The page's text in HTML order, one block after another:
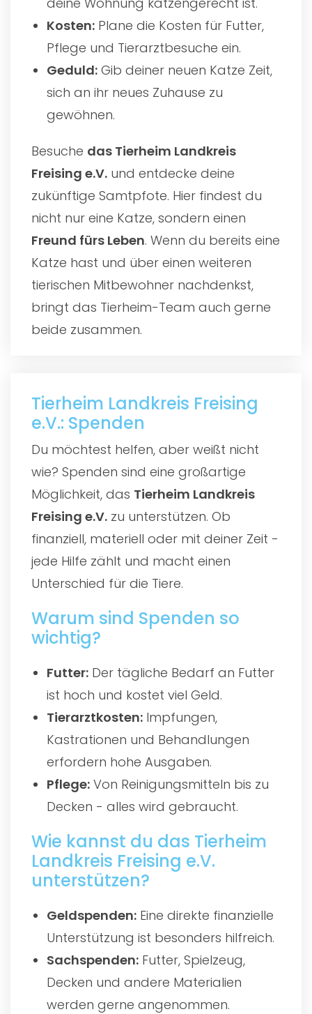
Kosten: Plane die Kosten für Futter,
Pflege und Tierarztbesuche ein.
Geduld: Gib deiner neuen Katze Zeit,
sich an ihr neues Zuhause zu
gewöhnen.
Besuche das Tierheim Landkreis
Freising e.V. und entdecke deine
zukünftige Samtpfote. Hier findest du
nicht nur eine Katze, sondern einen
Freund fürs Leben. Wenn du bereits eine
Katze hast und über einen weiteren
tierischen Mitbewohner nachdenkst,
bringt das Tierheim-Team auch gerne
beide zusammen.
Tierheim Landkreis Freising
e.V.: Spenden
Du möchtest helfen, aber weißt nicht
wie? Spenden sind eine großartige
Möglichkeit, das Tierheim Landkreis
Freising e.V. zu unterstützen. Ob
finanziell, materiell oder mit deiner Zeit -
jede Hilfe zählt und macht einen
Unterschied für die Tiere.
Warum sind Spenden so
wichtig?
Futter: Der tägliche Bedarf an Futter
ist hoch und kostet viel Geld.
Tierarztkosten: Impfungen,
Kastrationen und Behandlungen
erfordern hohe Ausgaben.
Pflege: Von Reinigungsmitteln bis zu
Decken - alles wird gebraucht.
Wie kannst du das Tierheim
Landkreis Freising e.V.
unterstützen?
Geldspenden: Eine direkte finanzielle
Unterstützung ist besonders hilfreich.
Sachspenden: Futter, Spielzeug,
Decken und andere Materialien
werden gerne angenommen.